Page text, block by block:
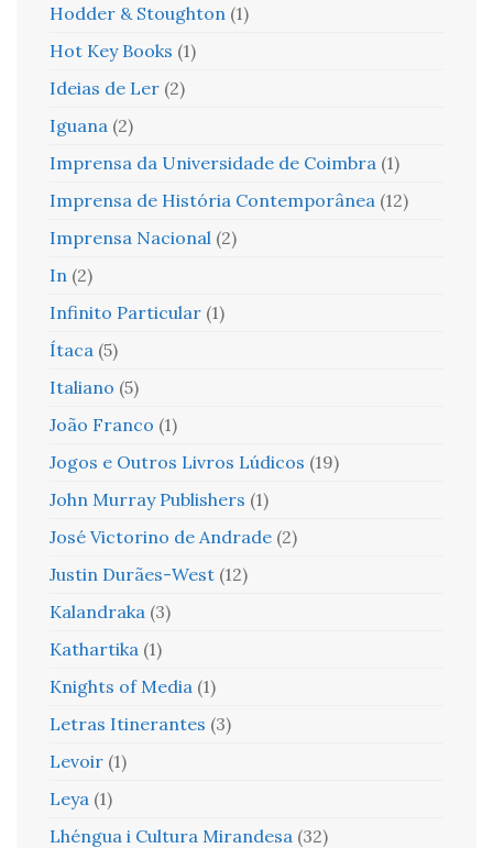
Hodder & Stoughton (1)
Hot Key Books (1)
Ideias de Ler (2)
Iguana (2)
Imprensa da Universidade de Coimbra (1)
Imprensa de História Contemporânea (12)
Imprensa Nacional (2)
In (2)
Infinito Particular (1)
Ítaca (5)
Italiano (5)
João Franco (1)
Jogos e Outros Livros Lúdicos (19)
John Murray Publishers (1)
José Victorino de Andrade (2)
Justin Durães-West (12)
Kalandraka (3)
Kathartika (1)
Knights of Media (1)
Letras Itinerantes (3)
Levoir (1)
Leya (1)
Lhéngua i Cultura Mirandesa (32)